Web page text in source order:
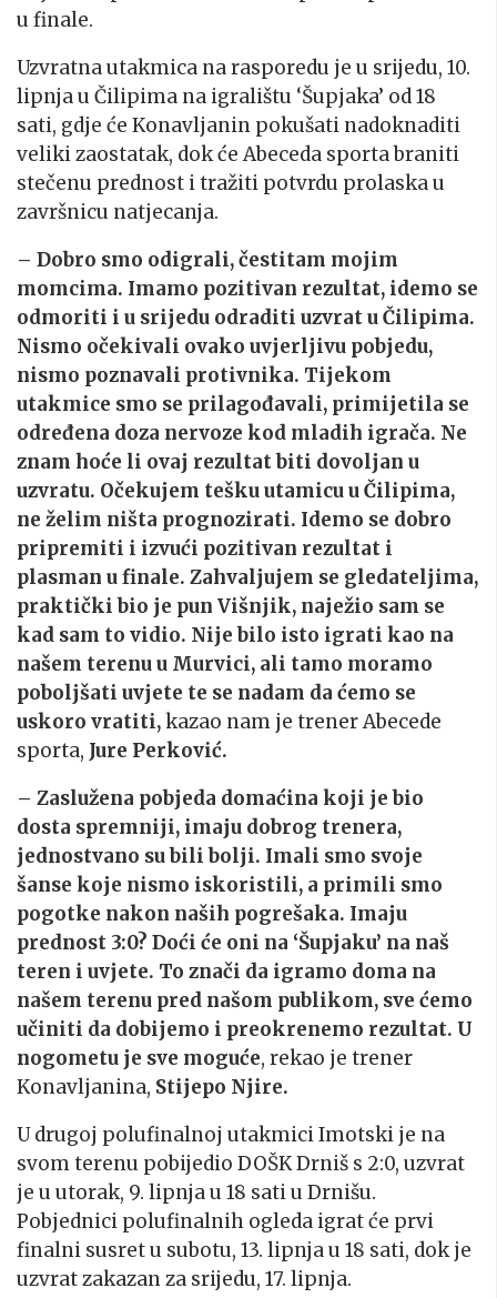
u finale.
Uzvratna utakmica na rasporedu je u srijedu, 10.
lipnja u Čilipima na igralištu ‘Šupjaka’ od 18
sati, gdje će Konavljanin pokušati nadoknaditi
veliki zaostatak, dok će Abeceda sporta braniti
stečenu prednost i tražiti potvrdu prolaska u
završnicu natjecanja.
– Dobro smo odigrali, čestitam mojim
momcima. Imamo pozitivan rezultat, idemo se
odmoriti i u srijedu odraditi uzvrat u Čilipima.
Nismo očekivali ovako uvjerljivu pobjedu,
nismo poznavali protivnika. Tijekom
utakmice smo se prilagođavali, primijetila se
određena doza nervoze kod mladih igrača. Ne
znam hoće li ovaj rezultat biti dovoljan u
uzvratu. Očekujem tešku utamicu u Čilipima,
ne želim ništa prognozirati. Idemo se dobro
pripremiti i izvući pozitivan rezultat i
plasman u finale. Zahvaljujem se gledateljima,
praktički bio je pun Višnjik, naježio sam se
kad sam to vidio. Nije bilo isto igrati kao na
našem terenu u Murvici, ali tamo moramo
poboljšati uvjete te se nadam da ćemo se
uskoro vratiti,kazao nam je trener Abecede
sporta, Jure Perković.
– Zaslužena pobjeda domaćina koji je bio
dosta spremniji, imaju dobrog trenera,
jednostvano su bili bolji. Imali smo svoje
šanse koje nismo iskoristili, a primili smo
pogotke nakon naših pogrešaka. Imaju
prednost 3:0? Doći će oni na ‘Šupjaku’ na naš
teren i uvjete. To znači da igramo doma na
našem terenu pred našom publikom, sve ćemo
učiniti da dobijemo i preokrenemo rezultat. U
nogometu je sve moguće, rekao je trener
Konavljanina, Stijepo Njire.
U drugoj polufinalnoj utakmici Imotski je na
svom terenu pobijedio DOŠK Drniš s 2:0, uzvrat
je u utorak, 9. lipnja u 18 sati u Drnišu.
Pobjednici polufinalnih ogleda igrat će prvi
finalni susret u subotu, 13. lipnja u 18 sati, dok je
uzvrat zakazan za srijedu, 17. lipnja.